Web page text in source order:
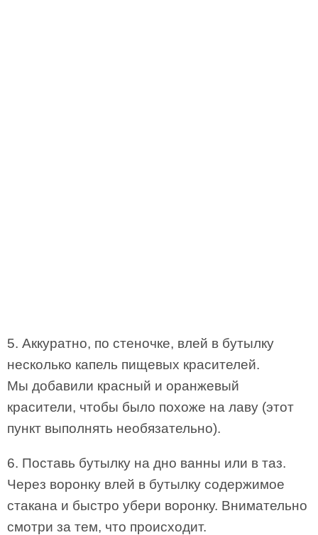
5. Аккуратно, по стеночке, влей в бутылку
несколько капель пищевых красителей.
Мы добавили красный и оранжевый
красители, чтобы было похоже на лаву (этот
пункт выполнять необязательно).
6. Поставь бутылку на дно ванны или в таз.
Через воронку влей в бутылку содержимое
стакана и быстро убери воронку. Внимательно
смотри за тем, что происходит.